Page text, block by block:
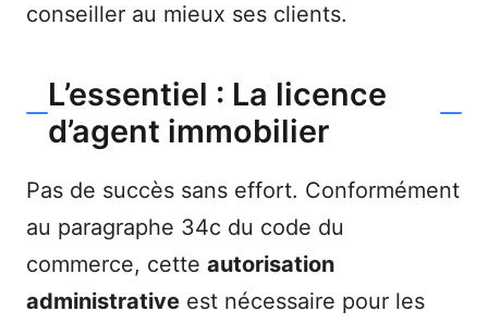
conseiller au mieux ses clients.
L’essentiel : La licence
d’agent immobilier
Pas de succès sans effort. Conformément
au paragraphe 34c du code du
commerce, cette autorisation
administrative est nécessaire pour les